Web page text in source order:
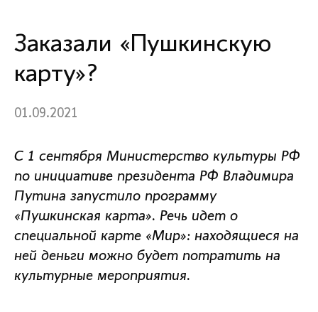
Заказали «Пушкинскую
карту»?
01.09.2021
С 1 сентября Министерство культуры РФ
по инициативе президента РФ Владимира
Путина запустило программу
«Пушкинская карта». Речь идет о
специальной карте «Мир»: находящиеся на
ней деньги можно будет потратить на
культурные мероприятия.